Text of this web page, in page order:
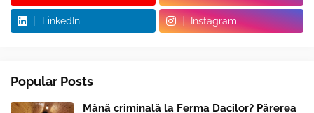
LinkedIn Instagram
Popular Posts
Mână criminală la Ferma Dacilor? Părerea